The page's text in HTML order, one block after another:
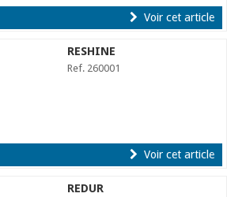
Voir cet article
RESHINE
Ref. 260001
Voir cet article
REDUR